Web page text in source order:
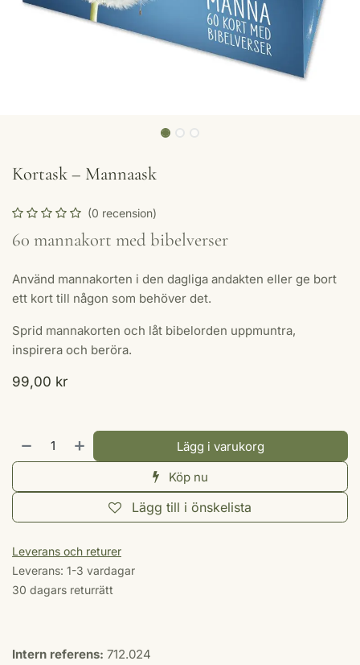
Kortask – Mannaask
(0 recension)
60 mannakort med bibelverser
Använd mannakorten i den dagliga andakten eller ge bort
ett kort till någon som behöver det.
Sprid mannakorten och låt bibelorden uppmuntra,
inspirera och beröra.
99,00 kr
Lägg i varukorg
Köp nu
Lägg till i önskelista
Leverans och returer
Leverans: 1-3 vardagar
30 dagars returrätt
Intern referens: 712.024